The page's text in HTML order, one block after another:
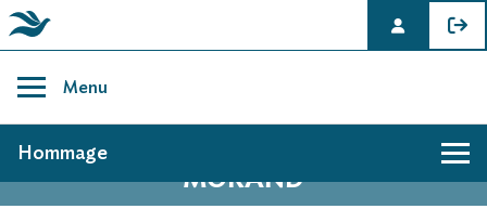
content
Menu
AVIS DE DÉCÈS DE JEAN-PAUL
MORAND
Hommage